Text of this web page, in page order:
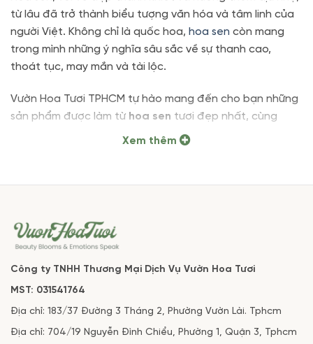
từ lâu đã trở thành biểu tượng văn hóa và tâm linh của
người Việt. Không chỉ là quốc hoa, hoa sen còn mang
trong mình những ý nghĩa sâu sắc về sự thanh cao,
thoát tục, may mắn và tài lộc.
Vườn Hoa Tươi TPHCM tự hào mang đến cho bạn những
sản phẩm được làm từ hoa sen tươi đẹp nhất, cùng
những sản phẩm độc đáo từ loài hoa này.
Cam kết chất lượng hoa sen tại Vườn Hoa Tươi
khách hàng những sản phẩm hoa sen tươi, chất lượng
cao, được tuyển chọn kỹ lưỡng từ các nhà vườn uy tín.
Dịch vụ điện hoa và giao hoa tận nơi
nơi nhanh chóng, tiện lợi tại khu vực TPHCM và các tỉnh
lân cận.
Xem thêm
Công ty TNHH Thương Mại Dịch Vụ Vườn Hoa Tươi
MST: 031541764
Địa chỉ: 183/37 Đường 3 Tháng 2, Phường Vườn Lài. Tphcm
Địa chỉ: 704/19 Nguyễn Đình Chiểu, Phường 1, Quận 3, Tphcm